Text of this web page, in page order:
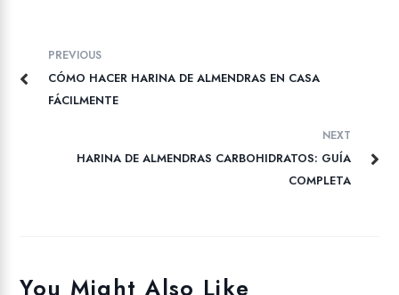
PREVIOUS
CÓMO HACER HARINA DE ALMENDRAS EN CASA
FÁCILMENTE
NEXT
HARINA DE ALMENDRAS CARBOHIDRATOS: GUÍA
COMPLETA
You Might Also Like